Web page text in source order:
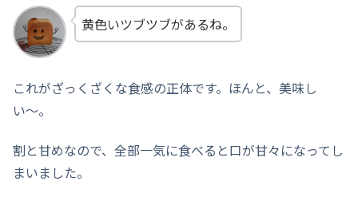
黄色いツブツブがあるね。
これがざっくざくな食感の正体です。ほんと、美味し
い〜。
割と甘めなので、全部一気に食べると口が甘々になってし
まいました。